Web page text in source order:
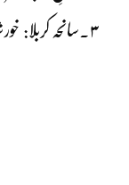
۳۔سانحہ کربلا: خورشید احمد گیلانی